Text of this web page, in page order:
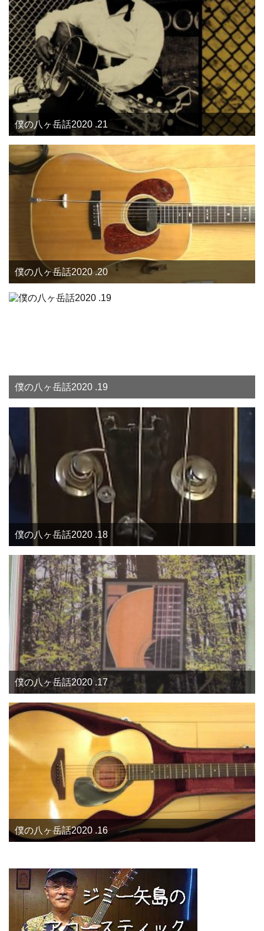
僕の八ヶ岳話2020 .21
僕の八ヶ岳話2020 .20
僕の八ヶ岳話2020 .19
僕の八ヶ岳話2020 .18
僕の八ヶ岳話2020 .17
僕の八ヶ岳話2020 .16